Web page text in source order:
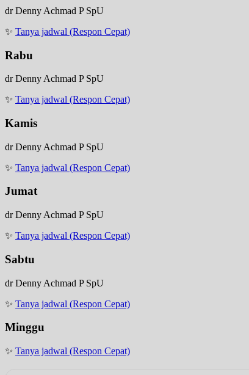
dr Denny Achmad P SpU
✨ Tanya jadwal (Respon Cepat)
Rabu
dr Denny Achmad P SpU
✨ Tanya jadwal (Respon Cepat)
Kamis
dr Denny Achmad P SpU
✨ Tanya jadwal (Respon Cepat)
Jumat
dr Denny Achmad P SpU
✨ Tanya jadwal (Respon Cepat)
Sabtu
dr Denny Achmad P SpU
✨ Tanya jadwal (Respon Cepat)
Minggu
✨ Tanya jadwal (Respon Cepat)